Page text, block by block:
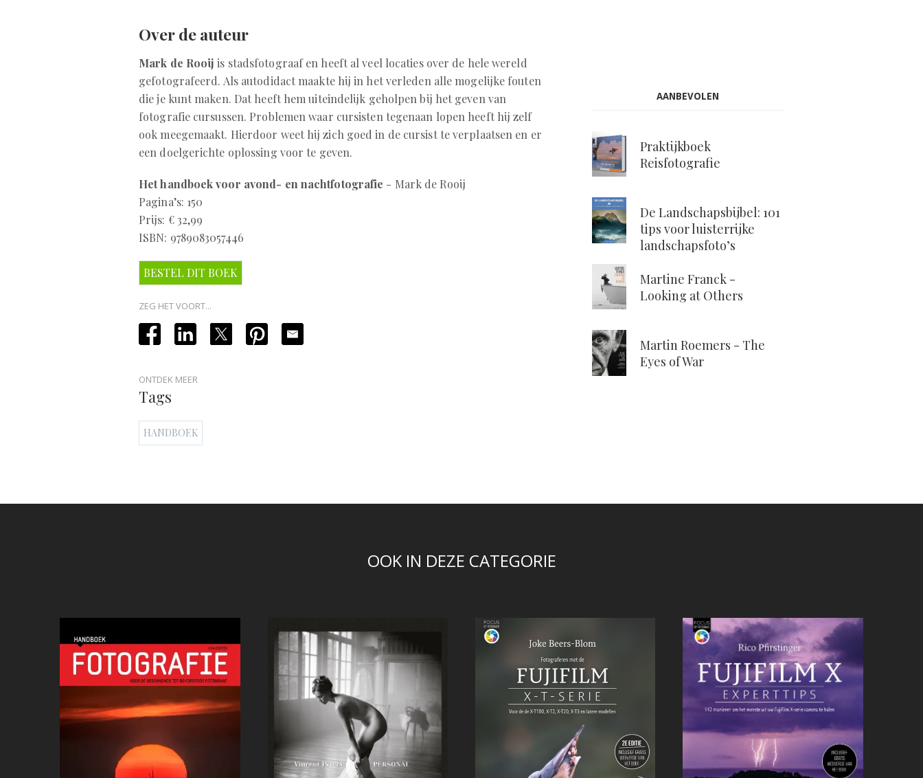
Over de auteur
Mark de Rooij is stadsfotograaf en heeft al veel locaties over de hele wereld
gefotografeerd. Als autodidact maakte hij in het verleden alle mogelijke fouten
die je kunt maken. Dat heeft hem uiteindelijk geholpen bij het geven van
fotografie cursussen. Problemen waar cursisten tegenaan lopen heeft hij zelf
ook meegemaakt. Hierdoor weet hij zich goed in de cursist te verplaatsen en er
een doelgerichte oplossing voor te geven.
Het handboek voor avond- en nachtfotografie - Mark de Rooij
Pagina’s: 150
Prijs: € 32,99
ISBN: 9789083057446
BESTEL DIT BOEK
ZEG HET VOORT...
ONTDEK MEER
Tags
HANDBOEK
AANBEVOLEN
Praktijkboek
Reisfotografie
De Landschapsbijbel: 101
tips voor luisterrijke
landschapsfoto’s
Martine Franck -
Looking at Others
Martin Roemers - The
Eyes of War
OOK IN DEZE CATEGORIE